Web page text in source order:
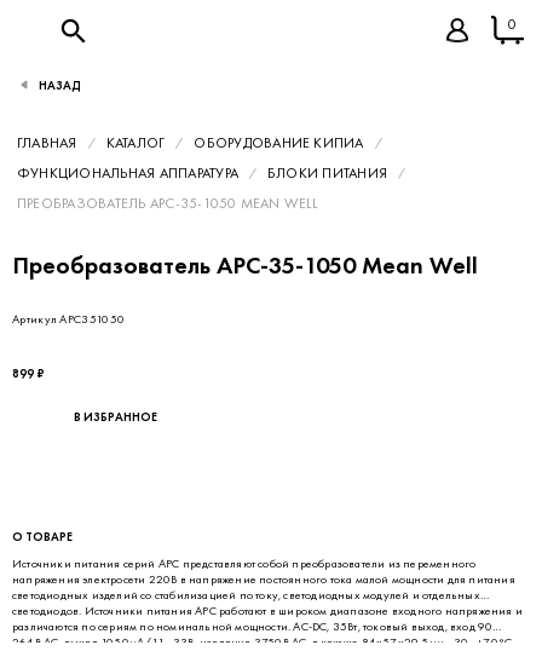
0
ГЛАВНАЯ КАТАЛОГ
ОБОРУДОВАНИЕ КИПИА
ФУНКЦИОНАЛЬНАЯ АППАРАТУРА
БЛОКИ ПИТАНИЯ
ПРЕОБРАЗОВАТЕЛЬ APC-35-1050 MEAN WELL
Преобразователь APC-35-1050 Mean Well
Артикул APC351050
899 ₽
В ИЗБРАННОЕ
О ТОВАРЕ
Источники питания серий APC представляют собой преобразователи из переменного
напряжения электросети 220В в напряжение постоянного тока малой мощности для питания
светодиодных изделий со стабилизацией по току, светодиодных модулей и отдельных
светодиодов. Источники питания APC работают в широком диапазоне входного напряжения и
различаются по сериям по номинальной мощности. AC-DC, 35Вт, токовый выход, вход 90…
264В AC, выход 1050мА/11…33В, изоляция 3750В AC, в кожухе 84х57х29.5мм, -30…+70°С
НАЗАД